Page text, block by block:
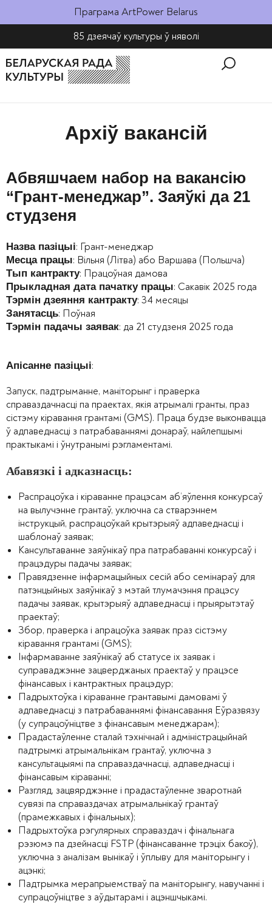
Праграма ArtPower Belarus
85 дзеячаў культуры ў няволі​
Архіў вакансій
Абвяшчаем набор на вакансію
“Грант-менеджар”. Заяўкі да 21
студзеня
Назва пазіцыі: Грант-менеджар
Месца працы: Вільня (Літва) або Варшава (Польшча)
Тып кантракту: Працоўная дамова
Прыкладная дата пачатку працы: Сакавік 2025 года
Тэрмін дзеяння кантракту: 34 месяцы
Занятасць: Поўная
Тэрмін падачы заявак: да 21 студзеня 2025 года
Апісанне пазіцыі:
Запуск, падтрыманне, маніторынг і праверка
справаздачнасці па праектах, якія атрымалі гранты, праз
сістэму кіравання грантамі (GMS). Праца будзе выконвацца
ў адпаведнасці з патрабаваннямі донараў, найлепшымі
практыкамі і ўнутранымі рэгламентамі.
Абавязкі і адказнасць:
Распрацоўка і кіраванне працэсам аб’яўлення конкурсаў
на вылучэнне грантаў, уключна са стварэннем
інструкцый, распрацоўкай крытэрыяў адпаведнасці і
шаблонаў заявак;
Кансультаванне заяўнікаў пра патрабаванні конкурсаў і
працэдуры падачы заявак;
Правядзенне інфармацыйных сесій або семінараў для
патэнцыйных заяўнікаў з мэтай тлумачэння працэсу
падачы заявак, крытэрыяў адпаведнасці і прыярытэтаў
праектаў;
Збор, праверка і апрацоўка заявак праз сістэму
кіравання грантамі (GMS);
Інфармаванне заяўнікаў аб статусе іх заявак і
суправаджэнне зацверджаных праектаў у працэсе
фінансавых і кантрактных працэдур;
Падрыхтоўка і кіраванне грантавымі дамовамі ў
адпаведнасці з патрабаваннямі фінансавання Еўразвязу
(у супрацоўніцтве з фінансавым менеджарам);
Прадастаўленне сталай тэхнічнай і адміністрацыйнай
падтрымкі атрымальнікам грантаў, уключна з
кансультацыямі па справаздачнасці, адпаведнасці і
фінансавым кіраванні;
Разгляд, зацвярджэнне і прадастаўленне зваротнай
сувязі па справаздачах атрымальнікаў грантаў
(прамежкавых і фінальных);
Падрыхтоўка рэгулярных справаздач і фінальнага
рэзюмэ па дзейнасці FSTP (фінансаванне трэціх бакоў),
уключна з аналізам вынікаў і ўплыву для маніторынгу і
ацэнкі;
Падтрымка мерапрыемстваў па маніторынгу, навучанні і
супрацоўніцтве з аўдытарамі і ацэншчыкамі.